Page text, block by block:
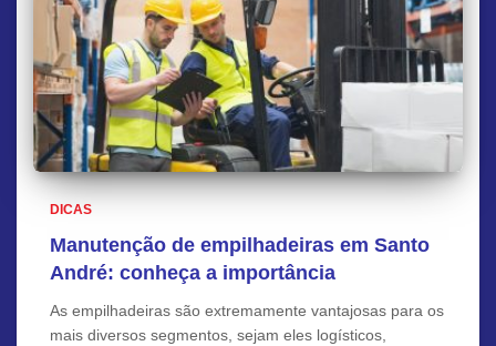
DICAS
Manutenção de empilhadeiras em Santo
André: conheça a importância
As empilhadeiras são extremamente vantajosas para os
mais diversos segmentos, sejam eles logísticos,